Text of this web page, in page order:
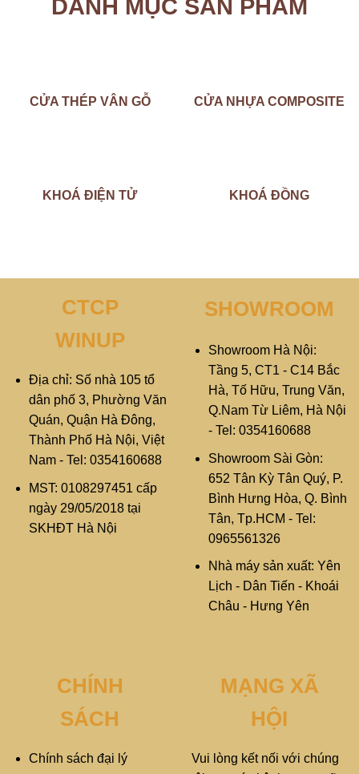
DANH MỤC SẢN PHẨM
CỬA THÉP VÂN GỖ CỬA NHỰA COMPOSITE
KHOÁ ĐIỆN TỬ KHOÁ ĐỒNG
CTCP
WINUP
Địa chỉ: Số nhà 105 tổ
dân phố 3, Phường Văn
Quán, Quận Hà Đông,
Thành Phố Hà Nội, Việt
Nam - Tel: 0354160688
MST: 0108297451 cấp
ngày 29/05/2018 tại
SKHĐT Hà Nội
SHOWROOM
Showroom Hà Nội:
Tầng 5, CT1 - C14 Bắc
Hà, Tố Hữu, Trung Văn,
Q.Nam Từ Liêm, Hà Nội
- Tel: 0354160688
Showroom Sài Gòn:
652 Tân Kỳ Tân Quý, P.
Bình Hưng Hòa, Q. Bình
Tân, Tp.HCM - Tel:
0965561326
Nhà máy sản xuất: Yên
Lịch - Dân Tiến - Khoái
Châu - Hưng Yên
CHÍNH
SÁCH
Chính sách đại lý
MẠNG XÃ
HỘI
Vui lòng kết nối với chúng